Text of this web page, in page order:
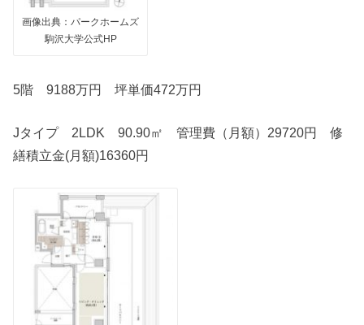
画像出典：パークホームズ
駒沢大学公式HP
5階 9188万円 坪単価472万円
Jタイプ 2LDK 90.90㎡ 管理費（月額）29720円 修
繕積立金(月額)16360円